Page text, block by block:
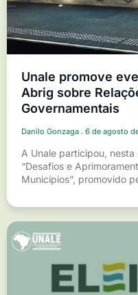
Unale promove
Abrig sobre
Governamentais
Danilo Gonzaga 6 de agosto
A Unale participou,
“Desafios e
Municípios”, promovido